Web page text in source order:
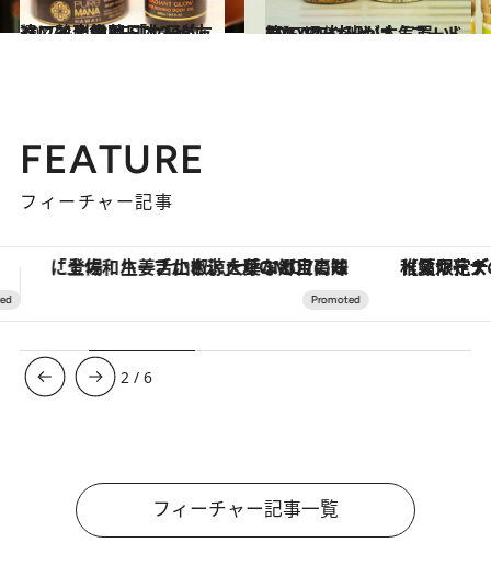
2017.11.13
ハワイに住む日本人が友達に熱烈推薦 「女子的」ハワイ土産BEST12！
旅＆お出かけ 2017.6.8
CREA取材班が本気買いした ハワイみやげ【フード篇】
旅＆お出かけ
FEATURE
フィーチャー記事
【夏限定ディナーコース】旬を迎える稚鮎や花ズッキーニなどをイタリア・トスカーナの郷土料理の手法で満喫！
3 /6
フィーチャー記事一覧